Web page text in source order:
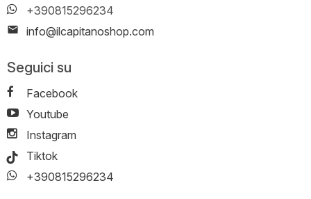
+390815296234
info@ilcapitanoshop.com
Seguici su
Facebook
Youtube
Instagram
Tiktok
+390815296234